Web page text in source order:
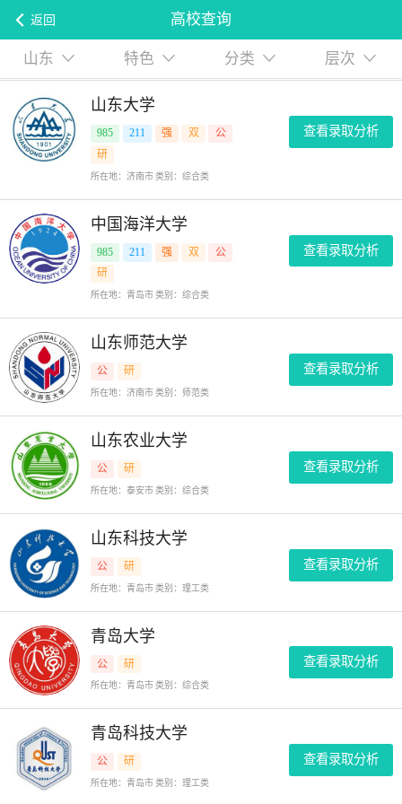
返回 高校查询
山东 特色 分类 层次
山东大学
985 211 强 双
公
研
所在地：济南市 类别：综合类
查看录取分析
中国海洋大学
985 211 强 双
公
研
所在地：青岛市 类别：综合类
查看录取分析
山东师范大学
公 研
所在地：济南市 类别：师范类
查看录取分析
山东农业大学
公 研
所在地：泰安市 类别：综合类
查看录取分析
山东科技大学
公 研
所在地：青岛市 类别：理工类
查看录取分析
青岛大学
公 研
所在地：青岛市 类别：综合类
查看录取分析
青岛科技大学
公 研
所在地：青岛市 类别：理工类
查看录取分析